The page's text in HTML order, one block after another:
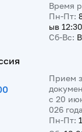
Время
Пн-Пт:
ыв
Сб-Вс:
Прием
с 20
026 года
Пн-Пт: